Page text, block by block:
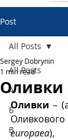
Post
All Posts
А
Б
В
All Posts
Оливки
Sergey Dobrynin
1 min read
Оливки –
europaea),